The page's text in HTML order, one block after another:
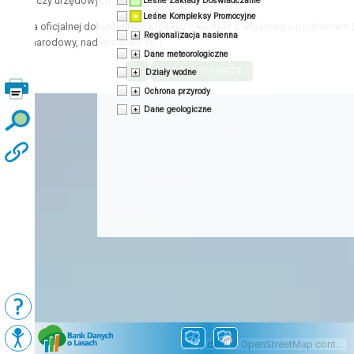
Map data © OpenStreetMap contributors, CC-BY-SA
Podkłady
Leśne Kompleksy Promocyjne
Regionalizacja nasienna
Dane meteorologiczne
Działy wodne
Ochrona przyrody
Dane geologiczne
oficjalnej dokumentacji prosimy o kontakt z właściwym podmiotem
park narodowy, nadleśnictwo itp.)